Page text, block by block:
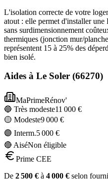
L'isolation correcte de votre
atout : elle permet d'installer
sans surdimensionnement
thermiques (jonction mur/
représentent 15 à 25% des
bien isolé.
Aides à Le Soler (66270)
MaPrimeRénov'
🔵 Très modeste11 000 €
🟡 Modeste9 000 €
🟣 Interm.5 000 €
🔴 AiséNon éligible
Prime CEE
De 2 500 € à 4 000 € selon